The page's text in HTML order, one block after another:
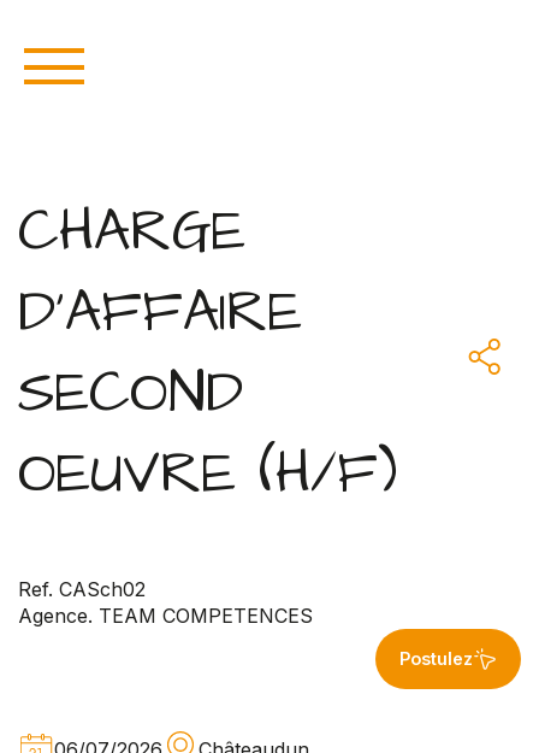
CHARGE
D'AFFAIRE
SECOND
OEUVRE (H/F)
Ref. CASch02
Agence. TEAM COMPETENCES
Postulez